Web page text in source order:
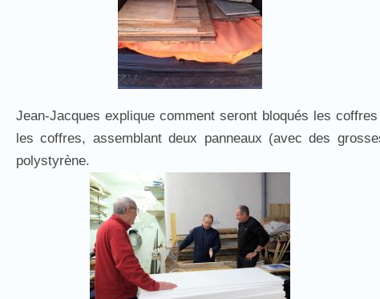
Jean-Jacques explique comment seront bloqués les
les coffres, assemblant deux panneaux (avec des
polystyrène.